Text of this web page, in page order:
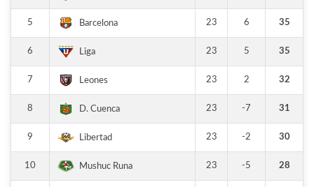
5 Barcelona 23 6 35
6 Liga 23 5 35
7 Leones 23 2 32
8 D. Cuenca 23 -7 31
9 Libertad 23 -2 30
10 Mushuc Runa 23 -5 28